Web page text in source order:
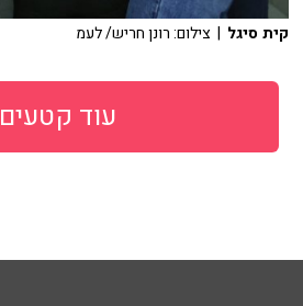
קית סיגל | צילום: רונן חריש/ לעמ
עוד קטעים